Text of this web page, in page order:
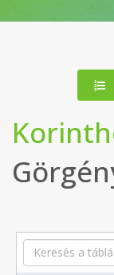
Search